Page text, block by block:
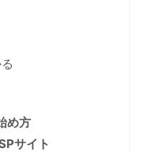
め方
サイト